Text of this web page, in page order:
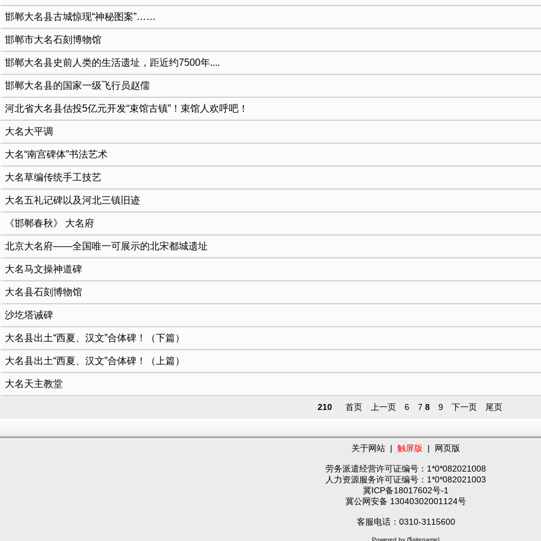
邯郸大名县古城惊现“神秘图案”……
邯郸市大名石刻博物馆
邯郸大名县史前人类的生活遗址，距近约7500年....
邯郸大名县的国家一级飞行员赵儒
河北省大名县估投5亿元开发“束馆古镇”！束馆人欢呼吧！
大名大平调
大名“南宫碑体”书法艺术
大名草编传统手工技艺
大名五礼记碑以及河北三镇旧迹
《邯郸春秋》 大名府
北京大名府——全国唯一可展示的北宋都城遗址
大名马文操神道碑
大名县石刻博物馆
沙圪塔诫碑
大名县出土“西夏、汉文”合体碑！（下篇）
大名县出土“西夏、汉文”合体碑！（上篇）
大名天主教堂
210 首页 上一页 6 7 8 9 下一页 尾页
关于网站 | 触屏版 | 网页版
劳务派遣经营许可证编号：1*0*082021008
人力资源服务许可证编号：1*0*082021003
冀ICP备18017602号-1
冀公网安备 13040302001124号
客服电话：0310-3115600
Powered by {$sitename}